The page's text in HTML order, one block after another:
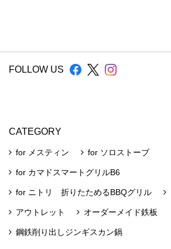
FOLLOW US
CATEGORY
for メスティン for ソロストーブ
for カマドスマートグリルB6
for ニトリ 折りたためるBBQグリル
アウトレット オーダーメイド鉄板
鋼鉄削り出しジンギスカン鍋